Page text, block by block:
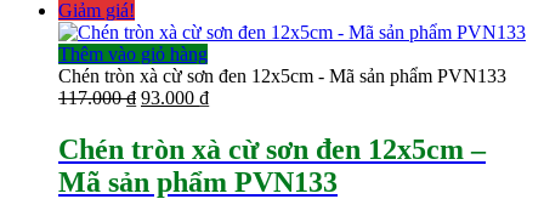
Giảm giá!
Thêm vào giỏ hàng
Chén tròn xà cừ sơn đen 12x5cm - Mã sản phẩm PVN133
117.000₫ Giá
là:
117.000 ₫.
93.000 ₫Giá
tại
là:
93.000 ₫.
Chén tròn xà cừ sơn đen 12x5cm –
Mã sản phẩm PVN133